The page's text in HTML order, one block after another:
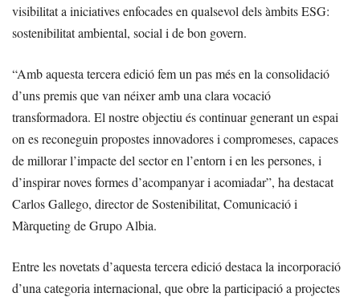
visibilitat a iniciatives enfocades en qualsevol dels àmbits ESG:
sostenibilitat ambiental, social i de bon govern.
“Amb aquesta tercera edició fem un pas més en la consolidació
d’uns premis que van néixer amb una clara vocació
transformadora. El nostre objectiu és continuar generant un espai
on es reconeguin propostes innovadores i compromeses, capaces
de millorar l’impacte del sector en l’entorn i en les persones, i
d’inspirar noves formes d’acompanyar i acomiadar”, ha destacat
Carlos Gallego, director de Sostenibilitat, Comunicació i
Màrqueting de Grupo Albia.
Entre les novetats d’aquesta tercera edició destaca la incorporació
d’una categoria internacional, que obre la participació a projectes